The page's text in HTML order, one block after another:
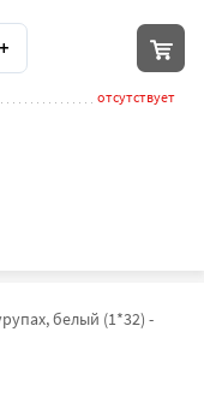
+
отсутствует
белый (1*32) -